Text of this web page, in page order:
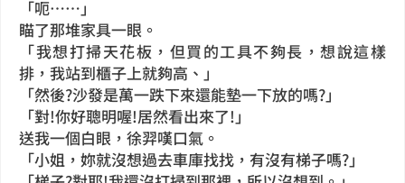
「呃……」
瞄了那堆家具一眼。
「我想打掃天花板，但買的工具不夠長，想說這樣
排，我站到櫃子上就夠高、」
「然後?沙發是萬一跌下來還能墊一下放的嗎?」
「對!你好聰明喔!居然看出來了!」
送我一個白眼，徐羿嘆口氣。
「小姐，妳就沒想過去車庫找找，有沒有梯子嗎?」